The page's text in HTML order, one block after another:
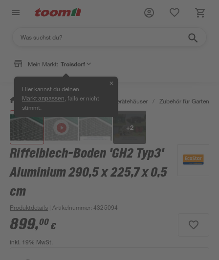
Mein Markt: Troisdorf
Hier kannst du deinen
Markt anpassen , falls er nicht
stimmt.
✕
/ Garten & Freizeit / Garten- & Gerätehäuser / Zubehör für
+2
Riffelblech-Boden 'GH2 Typ3'
Aluminium 290,5 x 225,7 x 0,5
cm
Produktdetails | Artikelnummer:4325094
899,00 €
inkl. 19% MwSt.